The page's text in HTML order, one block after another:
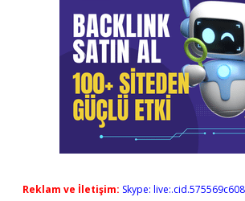
Reklam ve İletişim: Skype: